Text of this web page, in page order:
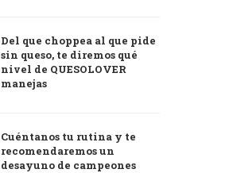
Del que choppea al que pide
sin queso, te diremos qué
nivel de QUESOLOVER
manejas
Cuéntanos tu rutina y te
recomendaremos un
desayuno de campeones